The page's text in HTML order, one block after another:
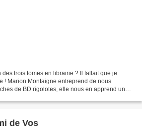
des trois tomes en librairie ? Il fallait que je
! Marion Montaigne entreprend de nous
de BD rigolotes, elle nous en apprend un
de Vos